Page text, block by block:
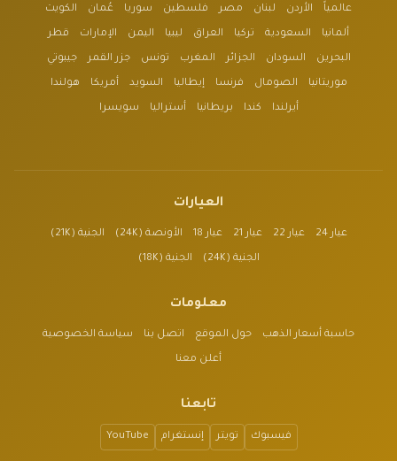
عالمياً الأردن لبنان مصر فلسطين سوريا عُمان الكويت
ألمانيا السعودية تركيا العراق ليبيا اليمن الإمارات قطر
البحرين السودان الجزائر المغرب تونس جزر القمر جيبوتي
موريتانيا الصومال فرنسا إيطاليا السويد أمريكا هولندا
أيرلندا كندا بريطانيا أستراليا سويسرا
العيارات
عيار 24 عيار 22 عيار 21 عيار 18 الأونصة (24K) الجنية (21K)
الجنية (24K) الجنية (18K)
معلومات
حاسبة أسعار الذهب حول الموقع اتصل بنا سياسة الخصوصية
أعلن معنا
تابعنا
فيسبوك تويتر إنستغرام YouTube